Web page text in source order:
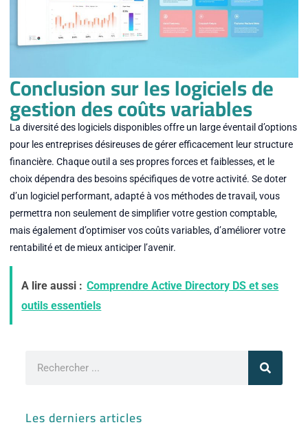
Conclusion sur les logiciels de
gestion des coûts variables
La diversité des logiciels disponibles offre un large éventail d’options
pour les entreprises désireuses de gérer efficacement leur structure
financière. Chaque outil a ses propres forces et faiblesses, et le
choix dépendra des besoins spécifiques de votre activité. Se doter
d’un logiciel performant, adapté à vos méthodes de travail, vous
permettra non seulement de simplifier votre gestion comptable,
mais également d’optimiser vos coûts variables, d’améliorer votre
rentabilité et de mieux anticiper l’avenir.
A lire aussi : Comprendre Active Directory DS et ses
outils essentiels
Les derniers articles